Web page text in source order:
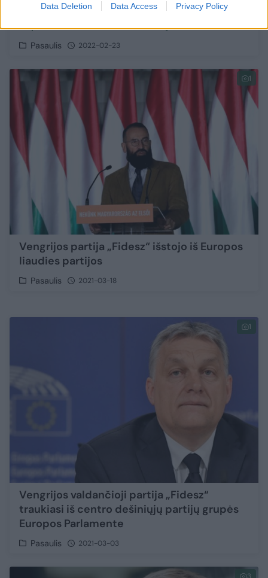
Data Deletion Data Access Privacy Policy
solidarumo vizitu atvykęs M. Weberis
Pripažino „Nord Stream 2“ klaidą
Pasaulis 2022-02-23
1
Vengrijos partija „Fidesz“ išstojo iš Europos
liaudies partijos
Pasaulis 2021-03-18
1
Vengrijos valdančioji partija „Fidesz“
traukiasi iš centro dešiniųjų partijų grupės
Europos Parlamente
Pasaulis 2021-03-03